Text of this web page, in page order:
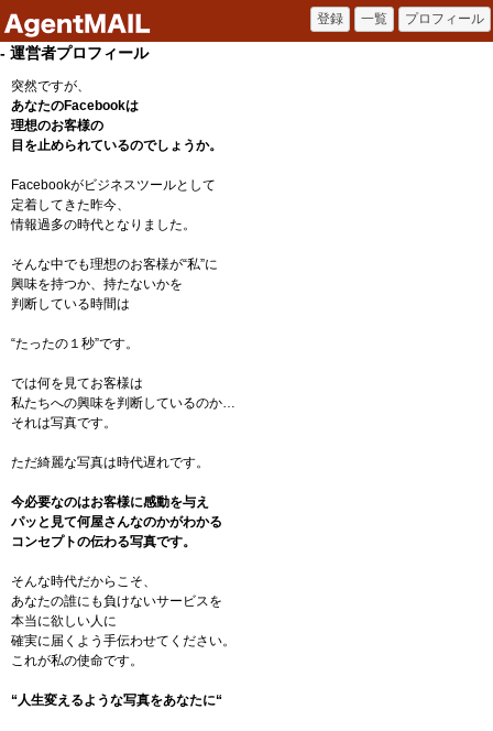
- 運営者プロフィール
突然ですが、
あなたのFacebookは
理想のお客様の
目を止められているのでしょうか。
Facebookがビジネスツールとして
定着してきた昨今、
情報過多の時代となりました。
そんな中でも理想のお客様が“私”に
興味を持つか、持たないかを
判断している時間は
“たったの１秒”です。
では何を見てお客様は
私たちへの興味を判断しているのか…
それは写真です。
ただ綺麗な写真は時代遅れです。
今必要なのはお客様に感動を与え
パッと見て何屋さんなのかがわかる
コンセプトの伝わる写真です。
そんな時代だからこそ、
あなたの誰にも負けないサービスを
本当に欲しい人に
確実に届くよう手伝わせてください。
これが私の使命です。
“人生変えるような写真をあなたに“